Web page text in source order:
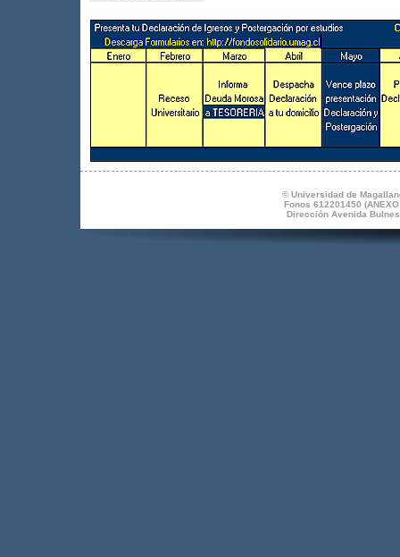
© Universidad de
Fonos 612201450
Dirección Avenida